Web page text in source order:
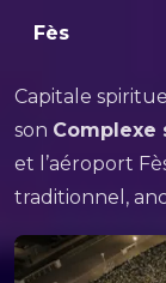
Fès
Capitale
son Complexe
et l’aéroport
traditionnel,